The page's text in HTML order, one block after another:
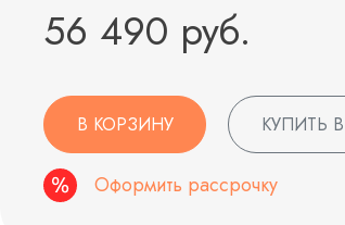
56 490 руб.
В КОРЗИНУ КУПИТЬ
Оформить рассрочку